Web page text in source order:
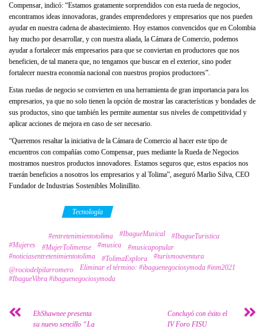
Compensar, indicó: “Estamos gratamente sorprendidos con esta rueda de negocios,
encontramos ideas innovadoras, grandes emprendedores y empresarios que nos pueden
ayudar en nuestra cadena de abastecimiento. Hoy estamos convencidos que en Colombia
hay mucho por desarrollar, y con nuestra aliada, la Cámara de Comercio, podemos
ayudar a fortalecer más empresarios para que se conviertan en productores que nos
beneficien, de tal manera que, no tengamos que buscar en el exterior, sino poder
fortalecer nuestra economía nacional con nuestros propios productores”.
Estas ruedas de negocio se convierten en una herramienta de gran importancia para los
empresarios, ya que no solo tienen la opción de mostrar las características y bondades de
sus productos, sino que también les permite aumentar sus niveles de competitividad y
aplicar acciones de mejora en caso de ser necesario.
“Queremos resaltar la iniciativa de la Cámara de Comercio al hacer este tipo de
encuentros con compañías como Compensar, pues mediante la Rueda de Negocios
mostramos nuestros productos innovadores. Estamos seguros que, estos espacios nos
traerán beneficios a nosotros los empresarios y al Tolima”, aseguró Marlio Silva, CEO
Fundador de Industrias Sostenibles Molinillito.
Tecnología
#entretenimientotolima #IbagueMusical
#IbagueTuristica
#Mujeres
#MujerTolimense #musica
#musicapopular
#noticiasentretenimientotolima
#TolimaExplora
#turismoaventura
@rociodelpilarromero
Eliminar el término: #ibaguenegociosymoda #inm2021
#IbagueVibra #ibaguenegociosymoda
EhShawnee presenta
su nuevo sencillo “La
Concluyó con éxito el
IV Foro FISU